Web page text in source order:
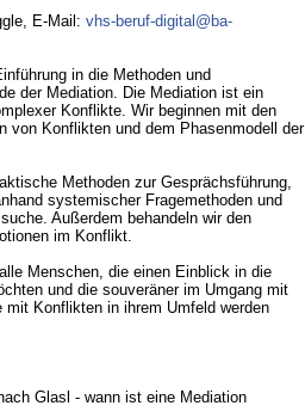
E-Mail: vhs-beruf-digital@ba-
in die Methoden und
der Mediation. Die Mediation ist ein
Konflikte. Wir beginnen mit den
von Konflikten und dem Phasenmodell der
Methoden zur Gesprächsführung,
systemischer Fragemethoden und
Außerdem behandeln wir den
im Konflikt.
Menschen, die einen Einblick in die
und die souveräner im Umgang mit
mit Konflikten in ihrem Umfeld werden
Glasl - wann ist eine Mediation